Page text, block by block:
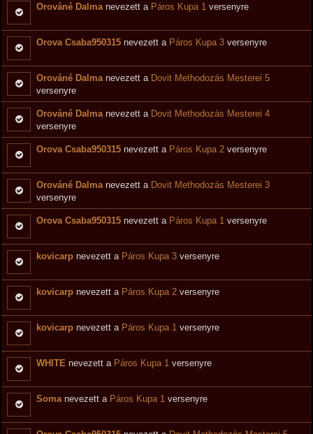
Orováné Dalma nevezett a Páros Kupa 1 versenyre
Orova Csaba950315 nevezett a Páros Kupa 3 versenyre
Orováné Dalma nevezett a Dovit Methodozás Mesterei 5
versenyre
Orováné Dalma nevezett a Dovit Methodozás Mesterei 4
versenyre
Orova Csaba950315 nevezett a Páros Kupa 2 versenyre
Orováné Dalma nevezett a Dovit Methodozás Mesterei 3
versenyre
Orova Csaba950315 nevezett a Páros Kupa 1 versenyre
kovicarp nevezett a Páros Kupa 3 versenyre
kovicarp nevezett a Páros Kupa 2 versenyre
kovicarp nevezett a Páros Kupa 1 versenyre
WHITE nevezett a Páros Kupa 1 versenyre
Somanevezett a Páros Kupa 1 versenyre